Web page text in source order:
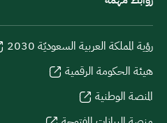
رؤية المملكة العربية السعوديّة 2030
هيئة الحكومة الرقمية
المنصة الوطنية